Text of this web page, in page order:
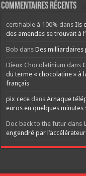
Commentaires récents
certifiable à 100% dansIls
des amendes se trouvait à
Bob dansDes
Dieux Chocolatinium dans
du terme « chocolatine » à
français
pix cece dansArnaque
euros en quelques minutes
Doc back to the futur dans
engendré par